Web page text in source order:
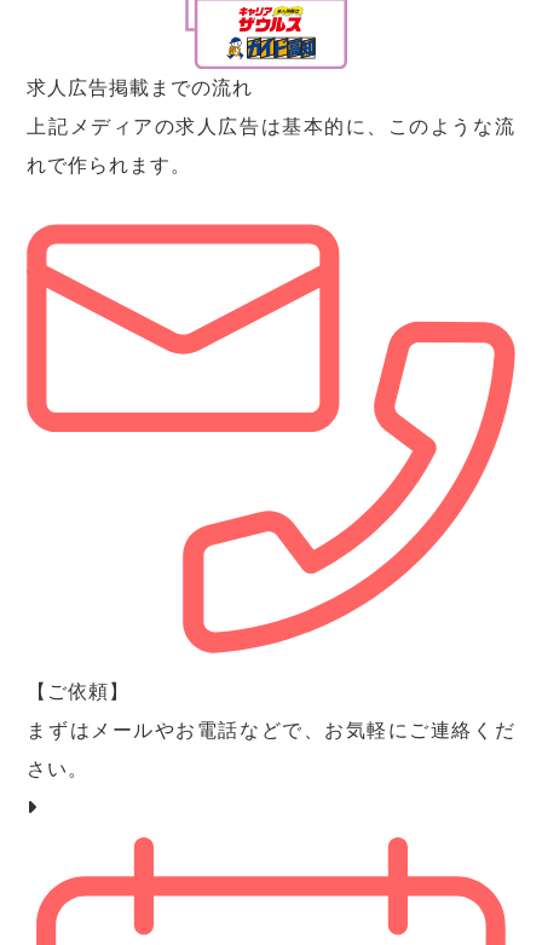
求人広告掲載までの流れ
上記メディアの求人広告は基本的に、このような流
れで作られます。
【ご依頼】
まずはメールやお電話などで、お気軽にご連絡くだ
さい。